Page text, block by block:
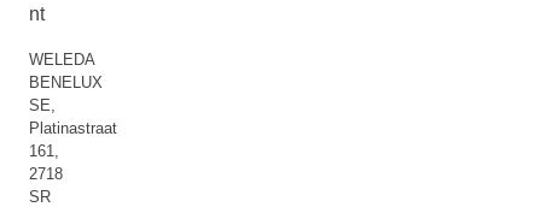
nt
WELEDA
BENELUX
SE,
Platinastraat
161,
2718
SR